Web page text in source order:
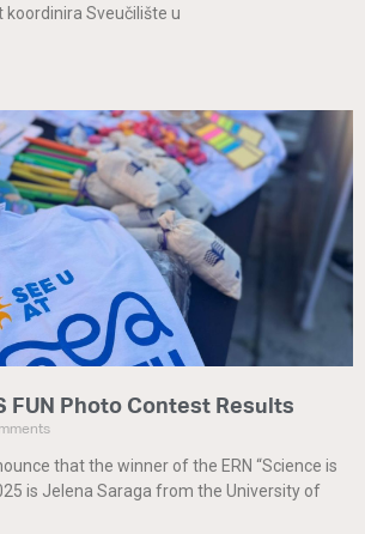
Sveučilište u
FUN Photo Contest Results
that the winner of the ERN “Science is
is Jelena Saraga from the University of